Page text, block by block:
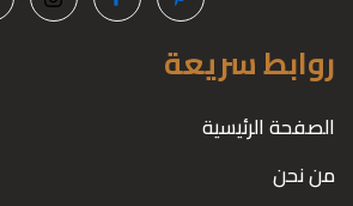
روابط سريعة
الصفحة الرئيسية
من نحن